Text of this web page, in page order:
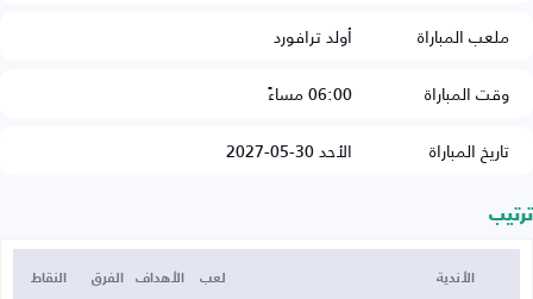
ملعب المباراة
أولد ترافورد
وقت المباراة
06:00 مساءً
تاريخ المباراة
الأحد 30-05-2027
ترتيب
الأندية لعب الأهداف الفرق النقاط